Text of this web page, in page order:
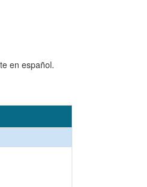
en español.